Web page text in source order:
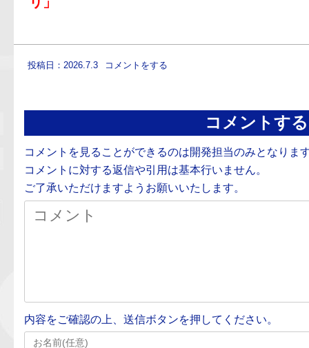
投稿日：2026.7.3 コメントをする
コメントする
コメントを見ることができるのは開発担当のみとなりま
コメントに対する返信や引用は基本行いません。
ご了承いただけますようお願いいたします。
内容をご確認の上、送信ボタンを押してください。